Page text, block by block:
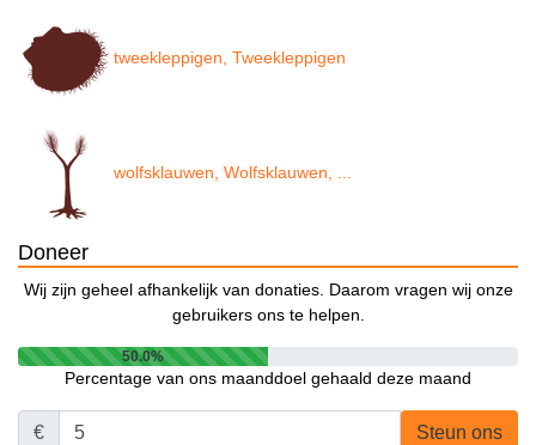
tweekleppigen, Tweekleppigen
wolfsklauwen, Wolfsklauwen, ...
Doneer
Wij zijn geheel afhankelijk van donaties. Daarom vragen wij onze
gebruikers ons te helpen.
50.0%
Percentage van ons maanddoel gehaald deze maand
€ Steun ons